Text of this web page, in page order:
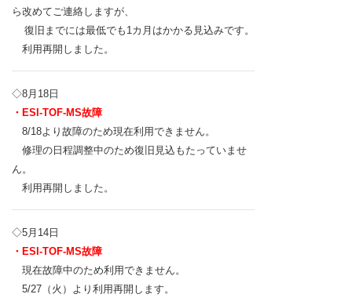
ら改めてご連絡しますが、
復旧までには最低でも1カ月はかかる見込みです。
利用再開しました。
◇8月18日
・ESI-TOF-MS故障
8/18より故障のため現在利用できません。
修理の日程調整中のため復旧見込もたっていませ
ん。
利用再開しました。
◇5月14日
・ESI-TOF-MS故障
現在故障中のため利用できません。
5/27（火）より利用再開します。